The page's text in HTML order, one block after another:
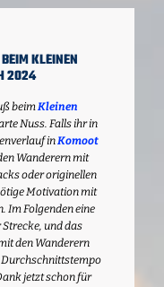
KLEINEN
2024
beimKleinen
Nuss. Falls ihr in
inKomoot
Wanderern mit
oder originellen
Motivation mit
Im Folgenden eine
und das
den Wanderern
Durchschnittstempo
jetzt schon für